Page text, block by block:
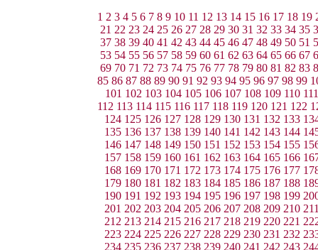
1 2 3 4 5 6 7 8 9 10 11 12 13 14 15 16 17 18 19
21 22 23 24 25 26 27 28 29 30 31 32 33 34 35
37 38 39 40 41 42 43 44 45 46 47 48 49 50 51
53 54 55 56 57 58 59 60 61 62 63 64 65 66 67
69 70 71 72 73 74 75 76 77 78 79 80 81 82 83
85 86 87 88 89 90 91 92 93 94 95 96 97 98 99
101 102 103 104 105 106 107 108 109 110 111
112 113 114 115 116 117 118 119 120 121 122
124 125 126 127 128 129 130 131 132 133
135 136 137 138 139 140 141 142 143 144
146 147 148 149 150 151 152 153 154 155
157 158 159 160 161 162 163 164 165 166
168 169 170 171 172 173 174 175 176 177
179 180 181 182 183 184 185 186 187 188
190 191 192 193 194 195 196 197 198 199
201 202 203 204 205 206 207 208 209 210
212 213 214 215 216 217 218 219 220 221
223 224 225 226 227 228 229 230 231 232
234 235 236 237 238 239 240 241 242 243